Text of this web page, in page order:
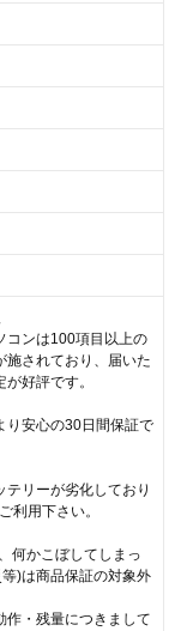
コンは100項目以上の
施されており、届いた
好評です。
り安心の30日間保証で
リーが劣化しており
利用下さい。
何かこぼしてしまっ
)は商品保証の対象外
・残量につきまして